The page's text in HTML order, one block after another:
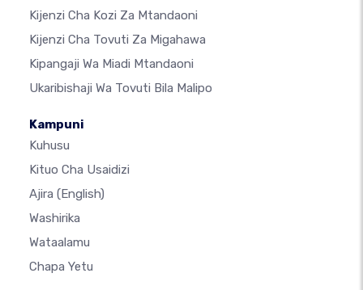
Kijenzi Cha Kozi Za Mtandaoni
Kijenzi Cha Tovuti Za Migahawa
Kipangaji Wa Miadi Mtandaoni
Ukaribishaji Wa Tovuti Bila Malipo
Kampuni
Kuhusu
Kituo Cha Usaidizi
Ajira (English)
Washirika
Wataalamu
Chapa Yetu